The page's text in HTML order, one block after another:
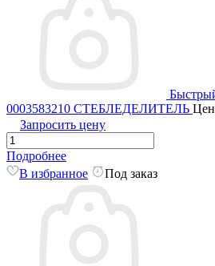
0003583210 СТЕБЛЕДЕЛИТЕЛЬ
Запросить цену
Подробнее
В избранное
Под заказ